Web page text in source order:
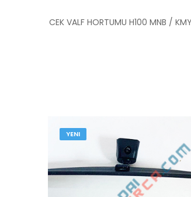
CEK VALF HORTUMU H100 MNB /
YENI